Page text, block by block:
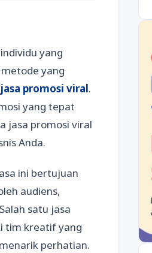
yang
yang
jasa promosi viral.
yang tepat
jasa promosi viral
Anda.
ini bertujuan
audiens,
satu jasa
tim kreatif yang
perhatian.